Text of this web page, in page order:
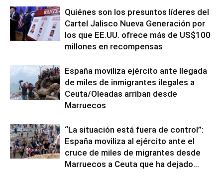
Quiénes son los presuntos líderes del
Cartel Jalisco Nueva Generación por
los que EE.UU. ofrece más de US$100
millones en recompensas
España moviliza ejército ante llegada
de miles de inmigrantes ilegales a
Ceuta/Oleadas arriban desde
Marruecos
“La situación está fuera de control”:
España moviliza al ejército ante el
cruce de miles de migrantes desde
Marruecos a Ceuta que ha dejado...